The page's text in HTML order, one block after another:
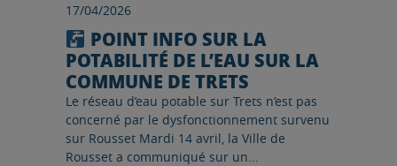
17/04/2026
POINT INFO SUR LA
POTABILITÉ DE L’EAU SUR LA
COMMUNE DE TRETS
Le réseau d’eau potable sur Trets n’est pas
concerné par le dysfonctionnement survenu
sur Rousset Mardi 14 avril, la Ville de
Rousset a communiqué sur un...